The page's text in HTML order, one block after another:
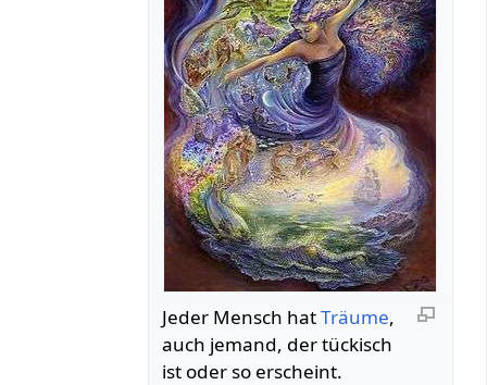
Jeder Mensch hatTräume,
auch jemand, der tückisch
ist oder so erscheint.